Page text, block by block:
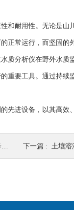
耐用性。无论是山
正常运行，而坚固的
分析仪在野外水质
重要工具。通过持
进设备，以其高效
下一篇 : 土壤溶